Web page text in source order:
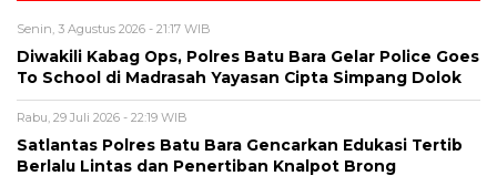
Senin, 3 Agustus 2026 - 21:17 WIB
Diwakili Kabag Ops, Polres Batu Bara Gelar Police Goes
To School di Madrasah Yayasan Cipta Simpang Dolok
Rabu, 29 Juli 2026 - 22:19 WIB
Satlantas Polres Batu Bara Gencarkan Edukasi Tertib
Berlalu Lintas dan Penertiban Knalpot Brong